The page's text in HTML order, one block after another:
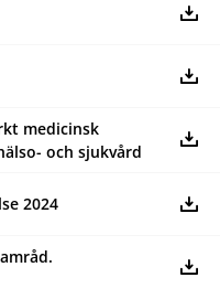
medicinsk
och sjukvård
2024